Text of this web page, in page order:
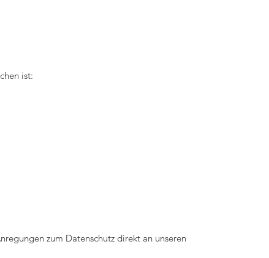
ist:
zum Datenschutz direkt an unseren